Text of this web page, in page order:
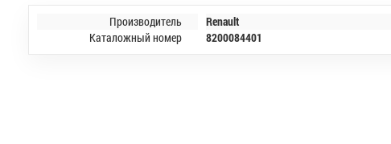
Производитель
Renault
Каталожный номер
8200084401